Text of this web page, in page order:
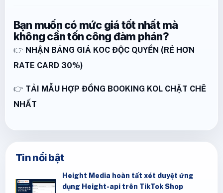
Bạn muốn có mức giá tốt nhất mà
không cần tốn công đàm phán?
👉 NHẬN BẢNG GIÁ KOC ĐỘC QUYỀN (RẺ HƠN
RATE CARD 30%)
👉 TẢI MẪU HỢP ĐỒNG BOOKING KOL CHẶT CHẼ
NHẤT
Tin nổi bật
Height Media hoàn tất xét duyệt ứng
dụng Height-api trên TikTok Shop